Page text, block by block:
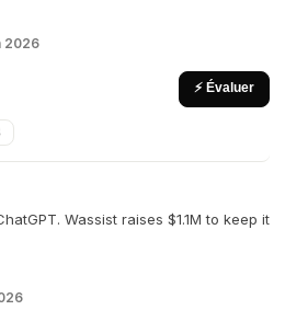
2026
⚡ Évaluer
Wassist raises $1.1M to keep it